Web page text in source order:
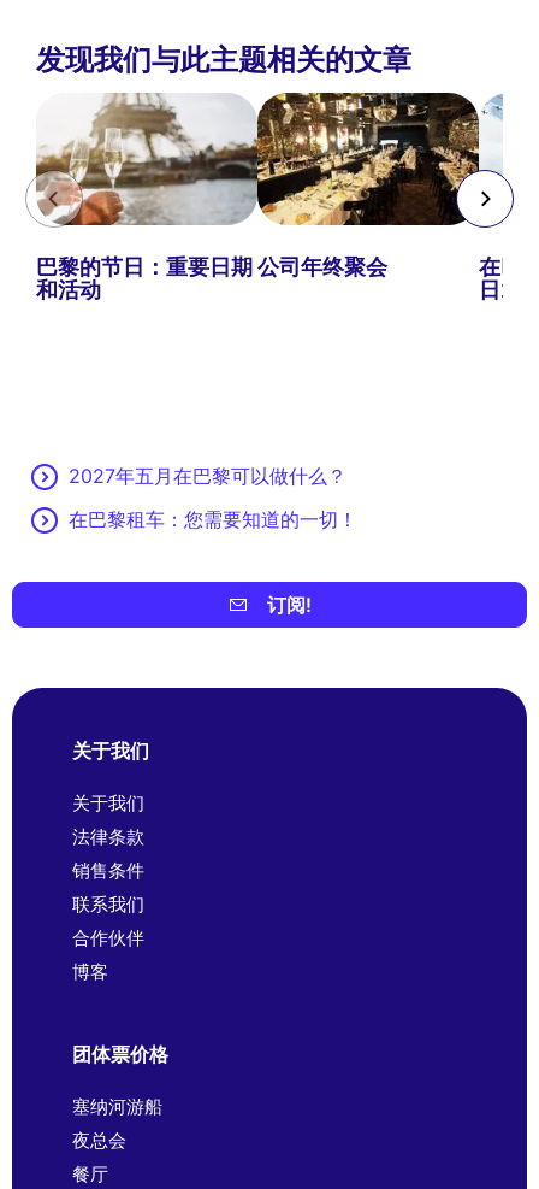
发现我们与此主题相关的文章
巴黎的节日：重要日期
和活动
公司年终聚会
在巴
日
2027年五月在巴黎可以做什么？
在巴黎租车：您需要知道的一切！
订阅!
关于我们
关于我们
法律条款
销售条件
联系我们
合作伙伴
博客
团体票价格
塞纳河游船
夜总会
餐厅